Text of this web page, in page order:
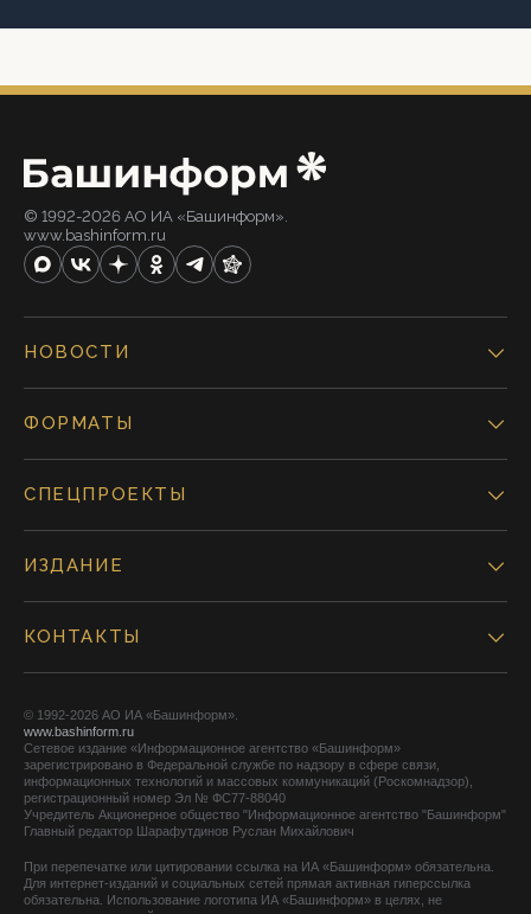
© 1992-2026 АО ИА «Башинформ».
www.bashinform.ru
НОВОСТИ
ФОРМАТЫ
СПЕЦПРОЕКТЫ
ИЗДАНИЕ
КОНТАКТЫ
© 1992-2026 АО ИА «Башинформ».
www.bashinform.ru
Сетевое издание «Информационное агентство «Башинформ»
зарегистрировано в Федеральной службе по надзору в сфере связи,
информационных технологий и массовых коммуникаций (Роскомнадзор),
регистрационный номер Эл № ФС77-88040
Учредитель Акционерное общество "Информационное агентство "Башинформ"
Главный редактор Шарафутдинов Руслан Михайлович
При перепечатке или цитировании ссылка на ИА «Башинформ» обязательна.
Для интернет-изданий и социальных сетей прямая активная гиперссылка
обязательна. Использование логотипа ИА «Башинформ» в целях, не